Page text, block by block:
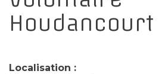
Houdancourt
Localisation :